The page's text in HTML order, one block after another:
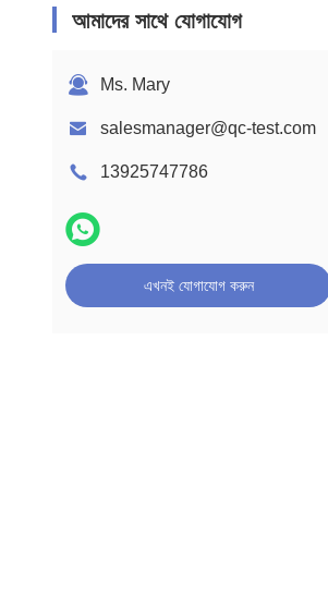
জ্বলনযোগ্যতা পরীক্ষার সরঞ্জাম
আমাদের সাথে যোগাযোগ
Ms. Mary
salesmanager@qc-test.com
13925747786
এখনই যোগাযোগ করুন